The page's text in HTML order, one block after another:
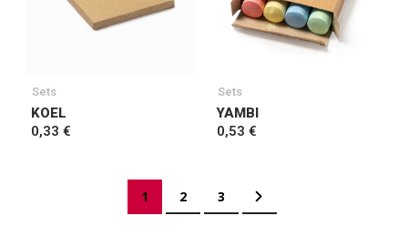
Sets
KOEL
0,33 €
Sets
YAMBI
0,53 €
Actualmente estás leyendo página
1 Página
2 Página
3 Página
Siguiente